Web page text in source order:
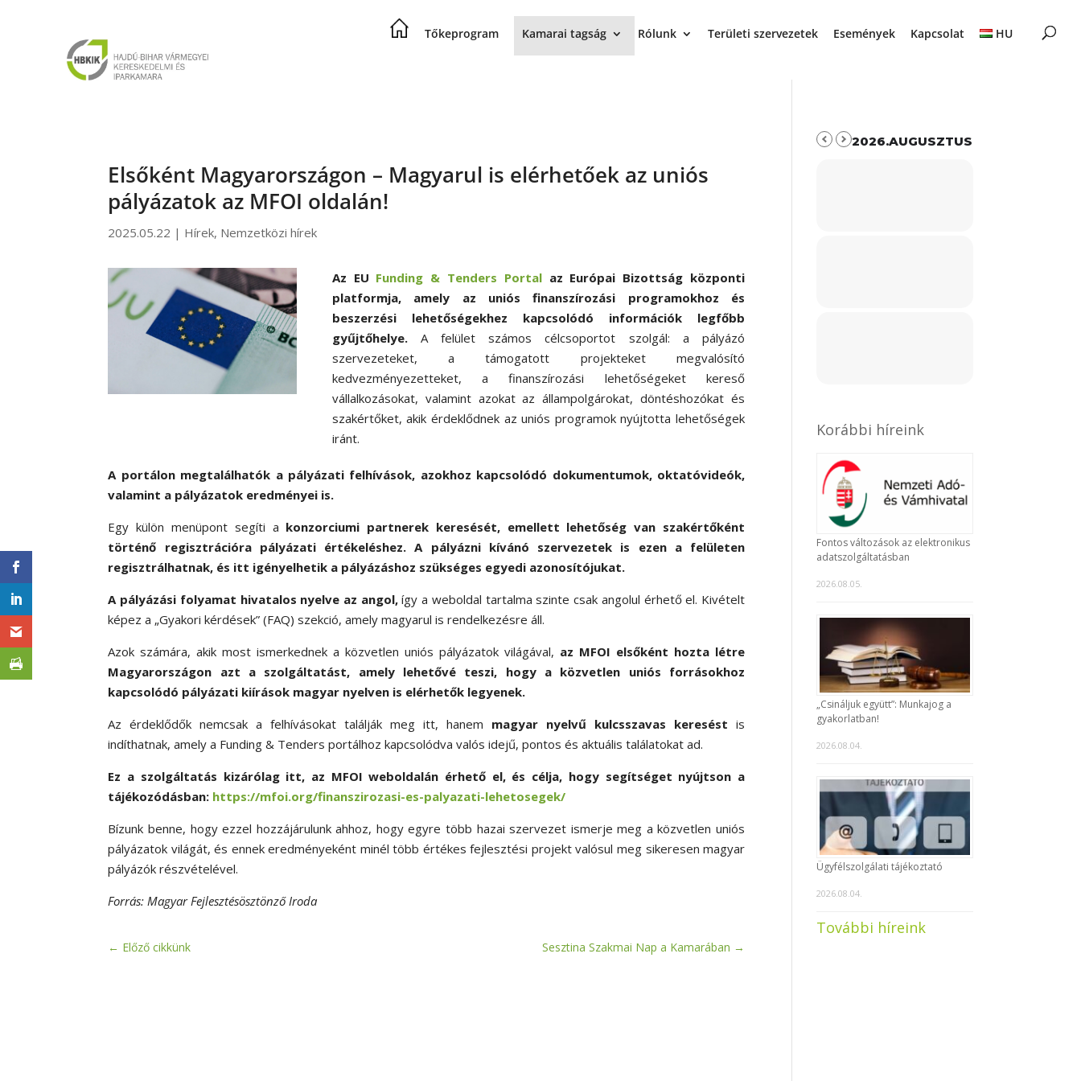
Tőkeprogram Kamarai tagság Rólunk Területi szervezetek Események Kapcsolat HU
Elsőként Magyarországon – Magyarul is elérhetőek az uniós
pályázatok az MFOI oldalán!
2025.05.22 | Hírek, Nemzetközi hírek
Az EU Funding & Tenders Portalaz Európai Bizottság központi
platformja, amely az uniós finanszírozási programokhoz és
beszerzési lehetőségekhez kapcsolódó információk legfőbb
gyűjtőhelye.A felület számos célcsoportot szolgál: a pályázó
szervezeteket, a támogatott projekteket megvalósító
kedvezményezetteket, a finanszírozási lehetőségeket kereső
vállalkozásokat, valamint azokat az állampolgárokat, döntéshozókat és
szakértőket, akik érdeklődnek az uniós programok nyújtotta lehetőségek
iránt.
A portálon megtalálhatók a pályázati felhívások, azokhoz kapcsolódó dokumentumok, oktatóvideók,
valamint a pályázatok eredményei is.
Egy külön menüpont segíti a konzorciumi partnerek keresését, emellett lehetőség van szakértőként
történő regisztrációra pályázati értékeléshez. A pályázni kívánó szervezetek is ezen a felületen
regisztrálhatnak, és itt igényelhetik a pályázáshoz szükséges egyedi azonosítójukat.
A pályázási folyamat hivatalos nyelve az angol,így a weboldal tartalma szinte csak angolul érhető el. Kivételt
képez a „Gyakori kérdések” (FAQ) szekció, amely magyarul is rendelkezésre áll.
Azok számára, akik most ismerkednek a közvetlen uniós pályázatok világával, az MFOI elsőként hozta létre
Magyarországon azt a szolgáltatást, amely lehetővé teszi, hogy a közvetlen uniós forrásokhoz
kapcsolódó pályázati kiírások magyar nyelven is elérhetők legyenek.
Az érdeklődők nemcsak a felhívásokat találják meg itt, hanem magyar nyelvű kulcsszavas keresést is
indíthatnak, amely a Funding & Tenders portálhoz kapcsolódva valós idejű, pontos és aktuális találatokat ad.
Ez a szolgáltatás kizárólag itt, az MFOI weboldalán érhető el, és célja, hogy segítséget nyújtson a
tájékozódásban: https://mfoi.org/finanszirozasi-es-palyazati-lehetosegek/
Bízunk benne, hogy ezzel hozzájárulunk ahhoz, hogy egyre több hazai szervezet ismerje meg a közvetlen uniós
pályázatok világát, és ennek eredményeként minél több értékes fejlesztési projekt valósul meg sikeresen magyar
pályázók részvételével.
Forrás: Magyar Fejlesztésösztönző Iroda
← Előző cikkünk Sesztina Szakmai Nap a Kamarában →
2026.AUGUSZTUS
Korábbi híreink
Fontos változások az elektronikus
adatszolgáltatásban
2026.08.05.
„Csináljuk együtt”: Munkajog a
gyakorlatban!
2026.08.04.
Ügyfélszolgálati tájékoztató
2026.08.04.
További híreink